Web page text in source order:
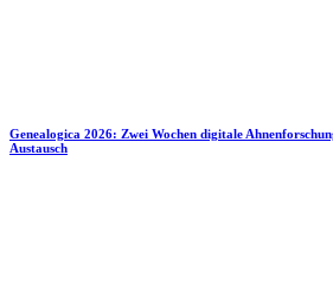
Genealogica 2026: Zwei Wochen digitale
Austausch